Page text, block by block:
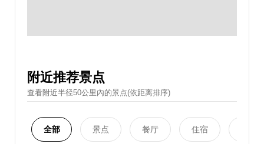
附近推荐景点
查看附近半径50公里內的景点(依距离排序)
全部 景点 餐厅 住宿